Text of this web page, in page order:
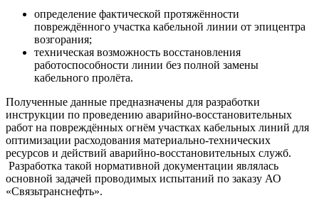
определение фактической протяжённости
повреждённого участка кабельной линии от эпицентра
возгорания;
техническая возможность восстановления
работоспособности линии без полной замены
кабельного пролёта.
Полученные данные предназначены для разработки
инструкции по проведению аварийно-восстановительных
работ на повреждённых огнём участках кабельных линий для
оптимизации расходования материально-технических
ресурсов и действий аварийно-восстановительных служб.
Разработка такой нормативной документации являлась
основной задачей проводимых испытаний по заказу АО
«Связьтранснефть».